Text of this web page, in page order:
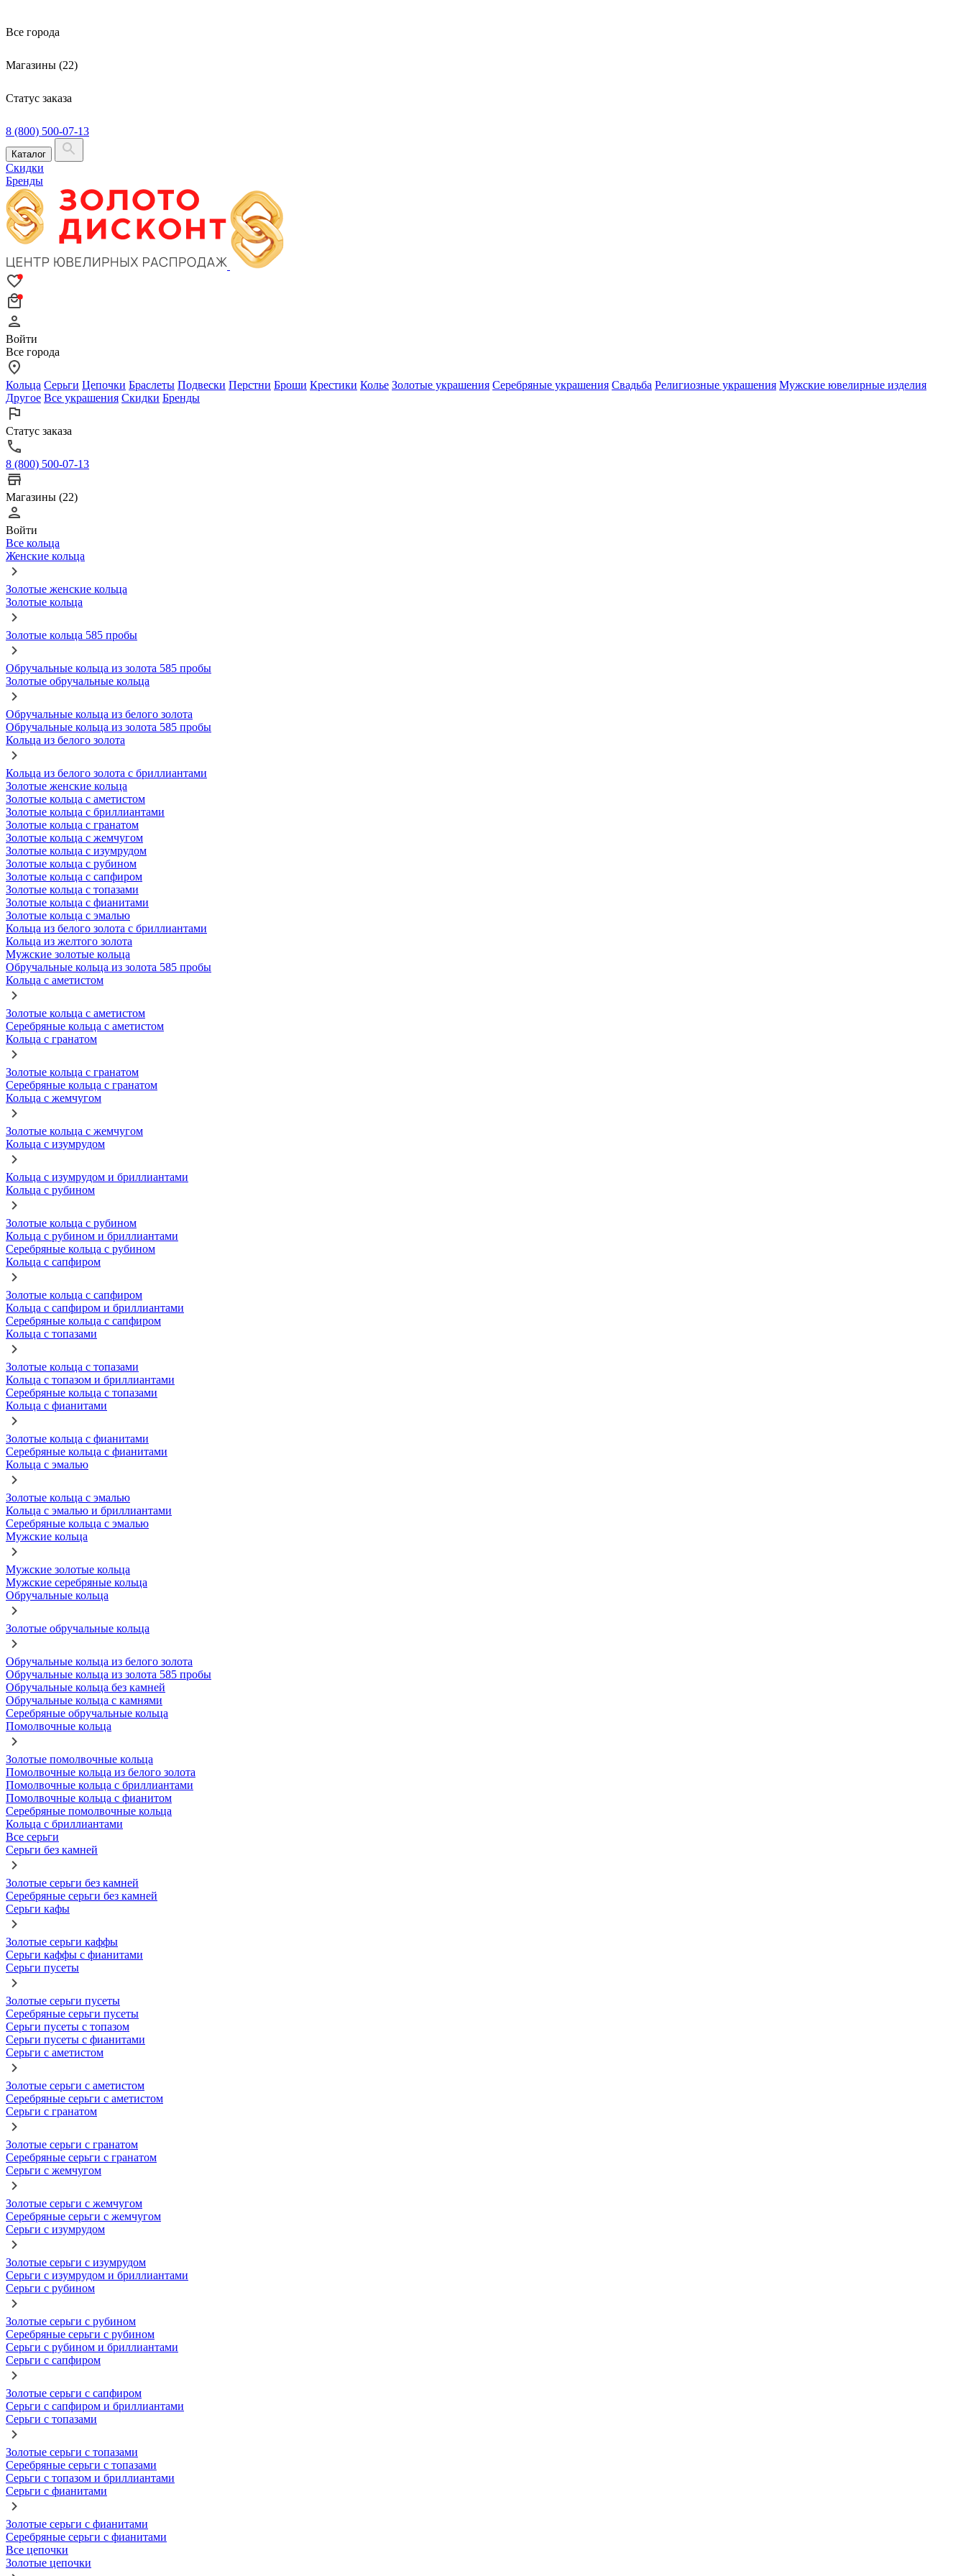
Все города
Магазины (22)
Статус заказа
8 (800) 500-07-13
Каталог
Скидки
Бренды
Войти
Все города
Кольца Серьги Цепочки Браслеты Подвески Перстни Броши Крестики Колье Золотые украшения Серебряные украшения Свадьба Религиозные украшения Мужские ювелирные изделия
Другое Все украшения Скидки Бренды
Статус заказа
8 (800) 500-07-13
Магазины (22)
Войти
Все кольца
Женские кольца
Золотые женские кольца
Золотые кольца
Золотые кольца 585 пробы
Обручальные кольца из золота 585 пробы
Золотые обручальные кольца
Обручальные кольца из белого золота
Обручальные кольца из золота 585 пробы
Кольца из белого золота
Кольца из белого золота с бриллиантами
Золотые женские кольца
Золотые кольца с аметистом
Золотые кольца с бриллиантами
Золотые кольца с гранатом
Золотые кольца с жемчугом
Золотые кольца с изумрудом
Золотые кольца с рубином
Золотые кольца с сапфиром
Золотые кольца с топазами
Золотые кольца с фианитами
Золотые кольца с эмалью
Кольца из белого золота с бриллиантами
Кольца из желтого золота
Мужские золотые кольца
Обручальные кольца из золота 585 пробы
Кольца с аметистом
Золотые кольца с аметистом
Серебряные кольца с аметистом
Кольца с гранатом
Золотые кольца с гранатом
Серебряные кольца с гранатом
Кольца с жемчугом
Золотые кольца с жемчугом
Кольца с изумрудом
Кольца с изумрудом и бриллиантами
Кольца с рубином
Золотые кольца с рубином
Кольца с рубином и бриллиантами
Серебряные кольца с рубином
Кольца с сапфиром
Золотые кольца с сапфиром
Кольца с сапфиром и бриллиантами
Серебряные кольца с сапфиром
Кольца с топазами
Золотые кольца с топазами
Кольца с топазом и бриллиантами
Серебряные кольца с топазами
Кольца с фианитами
Золотые кольца с фианитами
Серебряные кольца с фианитами
Кольца с эмалью
Золотые кольца с эмалью
Кольца с эмалью и бриллиантами
Серебряные кольца с эмалью
Мужские кольца
Мужские золотые кольца
Мужские серебряные кольца
Обручальные кольца
Золотые обручальные кольца
Обручальные кольца из белого золота
Обручальные кольца из золота 585 пробы
Обручальные кольца без камней
Обручальные кольца с камнями
Серебряные обручальные кольца
Помолвочные кольца
Золотые помолвочные кольца
Помолвочные кольца из белого золота
Помолвочные кольца с бриллиантами
Помолвочные кольца с фианитом
Серебряные помолвочные кольца
Кольца с бриллиантами
Все серьги
Серьги без камней
Золотые серьги без камней
Серебряные серьги без камней
Серьги кафы
Золотые серьги каффы
Серьги каффы с фианитами
Серьги пусеты
Золотые серьги пусеты
Серебряные серьги пусеты
Серьги пусеты с топазом
Серьги пусеты с фианитами
Серьги с аметистом
Золотые серьги с аметистом
Серебряные серьги с аметистом
Серьги с гранатом
Золотые серьги с гранатом
Серебряные серьги с гранатом
Серьги с жемчугом
Золотые серьги с жемчугом
Серебряные серьги с жемчугом
Серьги с изумрудом
Золотые серьги с изумрудом
Серьги с изумрудом и бриллиантами
Серьги с рубином
Золотые серьги с рубином
Серебряные серьги с рубином
Серьги с рубином и бриллиантами
Серьги с сапфиром
Золотые серьги с сапфиром
Серьги с сапфиром и бриллиантами
Серьги с топазами
Золотые серьги с топазами
Серебряные серьги с топазами
Серьги с топазом и бриллиантами
Серьги с фианитами
Золотые серьги с фианитами
Серебряные серьги с фианитами
Все цепочки
Золотые цепочки